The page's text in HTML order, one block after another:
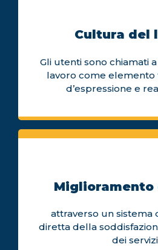
Cultura del
Gli utenti sono chiamati
lavoro come
d’espressione e
Miglioramento
attraverso un sistema
diretta della
dei